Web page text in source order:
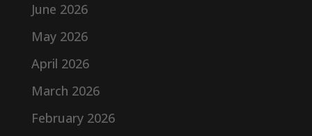
June 2026
May 2026
April 2026
March 2026
February 2026